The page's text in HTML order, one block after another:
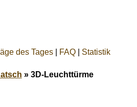
des Tages FAQ Statistik
» 3D-Leuchttürme